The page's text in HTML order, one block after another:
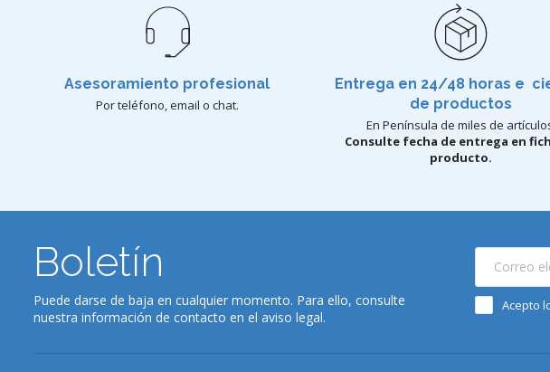
Asesoramiento profesional
Por teléfono, email o chat.
Entrega en 24/48 horas e
de productos
En Península de miles de
Consulte fecha de entrega en
producto.
Boletín
Puede darse de baja en cualquier momento. Para ello, consulte
nuestra información de contacto en el aviso legal.
Acepto